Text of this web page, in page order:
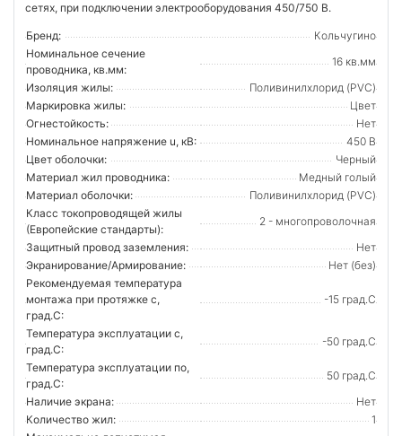
сетях, при подключении электрооборудования 450/750 В.
Бренд:
Кольчугино
Номинальное сечение
проводника, кв.мм:
16 кв.мм
Изоляция жилы:
Поливинилхлорид (PVC)
Маркировка жилы:
Цвет
Огнестойкость:
Нет
Номинальное напряжение u, кВ:
450 В
Цвет оболочки:
Черный
Материал жил проводника:
Медный голый
Материал оболочки:
Поливинилхлорид (PVC)
Класс токопроводящей жилы
(Европейские стандарты):
2 - многопроволочная
Защитный провод заземления:
Нет
Экранирование/Армирование:
Нет (без)
Рекомендуемая температура
монтажа при протяжке с,
град.C:
-15 град.C
Температура эксплуатации с,
град.C:
-50 град.C
Температура эксплуатации по,
град.C:
50 град.C
Наличие экрана:
Нет
Количество жил:
1